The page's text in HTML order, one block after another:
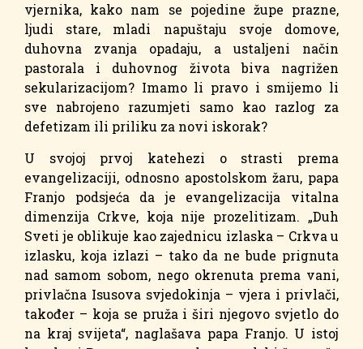
vjernika, kako nam se pojedine župe prazne,
ljudi stare, mladi napuštaju svoje domove,
duhovna zvanja opadaju, a ustaljeni način
pastorala i duhovnog života biva nagrižen
sekularizacijom? Imamo li pravo i smijemo li
sve nabrojeno razumjeti samo kao razlog za
defetizam ili priliku za novi iskorak?
U svojoj prvoj katehezi o strasti prema
evangelizaciji, odnosno apostolskom žaru, papa
Franjo podsjeća da je evangelizacija vitalna
dimenzija Crkve, koja nije prozelitizam. „Duh
Sveti je oblikuje kao zajednicu izlaska – Crkva u
izlasku, koja izlazi – tako da ne bude prignuta
nad samom sobom, nego okrenuta prema vani,
privlačna Isusova svjedokinja – vjera i privlači,
također – koja se pruža i širi njegovo svjetlo do
na kraj svijeta“, naglašava papa Franjo. U istoj